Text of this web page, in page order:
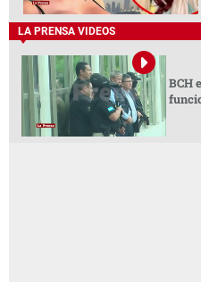
LA PRENSA VIDEOS
BCH